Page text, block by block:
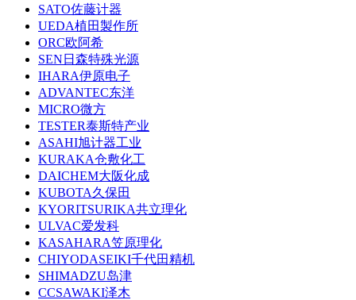
SATO佐藤计器
UEDA植田製作所
ORC欧阿希
SEN日森特殊光源
IHARA伊原电子
ADVANTEC东洋
MICRO微方
TESTER泰斯特产业
ASAHI旭计器工业
KURAKA仓敷化工
DAICHEM大阪化成
KUBOTA久保田
KYORITSURIKA共立理化
ULVAC爱发科
KASAHARA笠原理化
CHIYODASEIKI千代田精机
SHIMADZU岛津
CCSAWAKI泽木